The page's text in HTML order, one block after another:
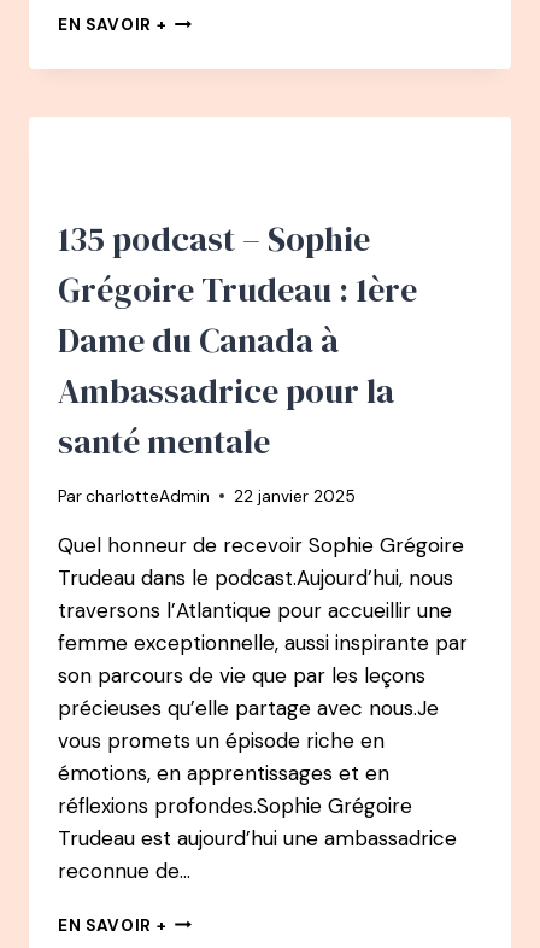
EN SAVOIR + 136
–
BOULARD
LA
DU
135 podcast – Sophie
Grégoire Trudeau : 1ère
Dame du Canada à
Ambassadrice pour la
santé mentale
ParcharlotteAdmin 22 janvier 2025
Quel honneur de recevoir Sophie Grégoire
Trudeau dans le podcast.Aujourd’hui, nous
traversons l’Atlantique pour accueillir une
femme exceptionnelle, aussi inspirante par
son parcours de vie que par les leçons
précieuses qu’elle partage avec nous.Je
vous promets un épisode riche en
émotions, en apprentissages et en
réflexions profondes.Sophie Grégoire
Trudeau est aujourd’hui une ambassadrice
reconnue de…
EN SAVOIR + 135